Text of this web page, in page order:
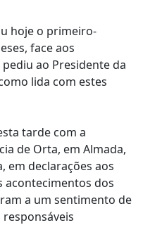
hoje o primeiro-
face aos
ao Presidente da
lida com estes
tarde com a
de Orta, em Almada,
em declarações aos
acontecimentos dos
a um sentimento de